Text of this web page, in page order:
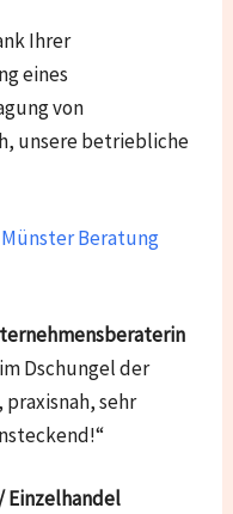
Ihrer
eines
von
unsere betriebliche
Münster Beratung
Dschungel der
sehr
Einzelhandel